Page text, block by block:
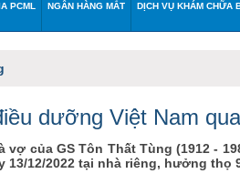
PCML NGÂN HÀNG MẮT DỊCH VỤ KHÁM CHỮA
dưỡng Việt Nam
của GS Tôn Thất Tùng (1912 -
13/12/2022 tại nhà riêng, hưởng thọ